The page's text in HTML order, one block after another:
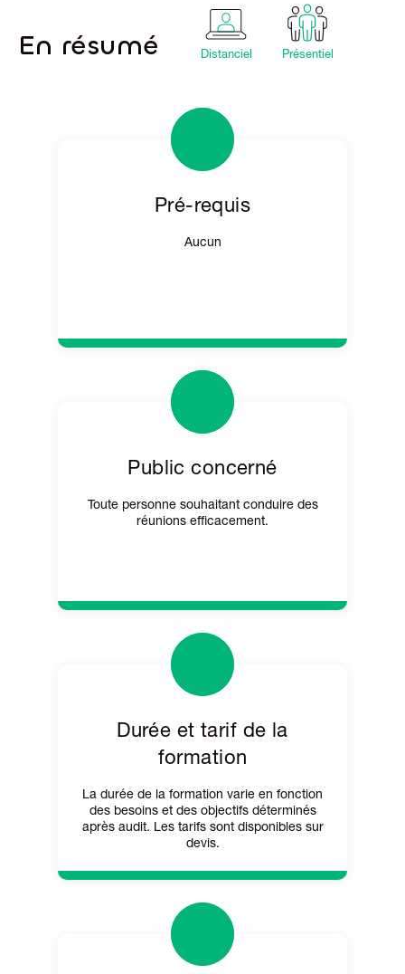
En résumé Distanciel Présentiel
Pré-requis
Aucun
Public concerné
Toute personne souhaitant conduire des
réunions efficacement.
Durée et tarif de la
formation
La durée de la formation varie en fonction
des besoins et des objectifs déterminés
après audit. Les tarifs sont disponibles sur
devis.